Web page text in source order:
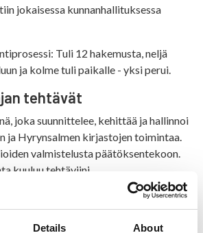
Details About
jokaisessa kunnanhallituksessa
Tuli 12 hakemusta, neljä
ja kolme tuli paikalle - yksi perui.
tehtävät
joka suunnittelee, kehittää ja hallinnoi
ja Hyrynsalmen kirjastojen toimintaa.
valmistelusta päätöksentekoon.
kuuluu tehtäviini.
henkilökunnan lähiesimies. Kussakin
jotka hoitavat muun muassa
on kolme, kussakin kunnassa yksi,